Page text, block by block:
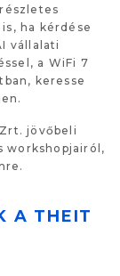
ha kérdése
vállalati
a WiFi 7
keresse
jövőbeli
workshopjairól,
A THEIT